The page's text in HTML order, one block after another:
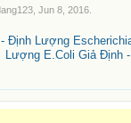
,Jun 8, 2016
Định Lượng
Lượng E.Coli Giả Định